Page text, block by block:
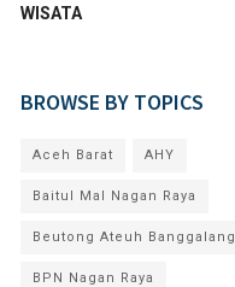
WISATA
BROWSE BY TOPICS
Aceh Barat AHY
Baitul Mal Nagan Raya
Beutong Ateuh Banggalang
BPN Nagan Raya